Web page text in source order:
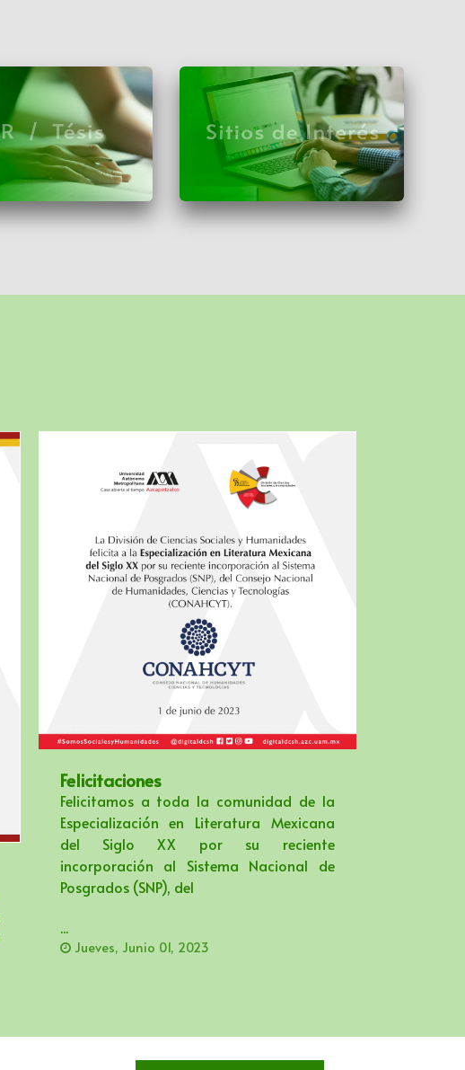
Felicitaciones
Felicitamos a toda la comunidad de la
Especialización en Literatura Mexicana
del Siglo XX por su reciente
incorporación al Sistema Nacional de
Posgrados (SNP), del
...
Jueves, Junio 01, 2023